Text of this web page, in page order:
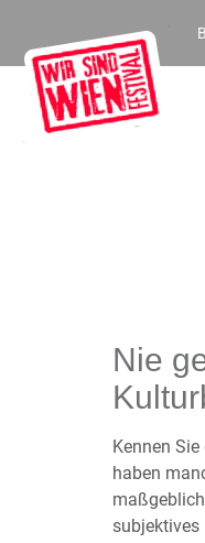
Nie
Kennen
haben
subjektives